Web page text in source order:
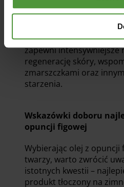
także łączyć z innymi
jak kremy nawilżające
Mieszanka tych
zapewni intensywniejsze
regenerację skóry,
zmarszczkami oraz
starzenia.
Wskazówki doboru
opuncji figowej
Wybierając olej z opuncji
twarzy, warto zwrócić
istotnych kwestii –
produkt tłoczony na